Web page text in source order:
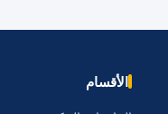
الأقسام